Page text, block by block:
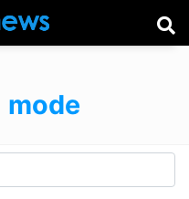
mode